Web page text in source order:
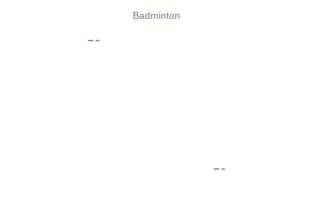
Badminton